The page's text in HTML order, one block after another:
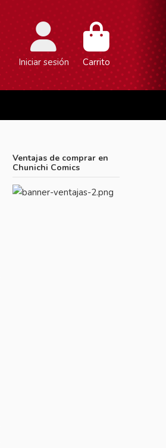
Iniciar sesión Carrito
Ventajas de comprar en
Chunichi Comics